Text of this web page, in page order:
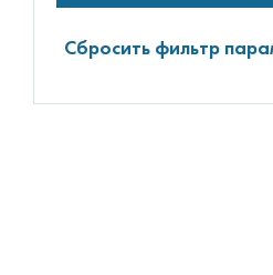
Сбросить фильтр